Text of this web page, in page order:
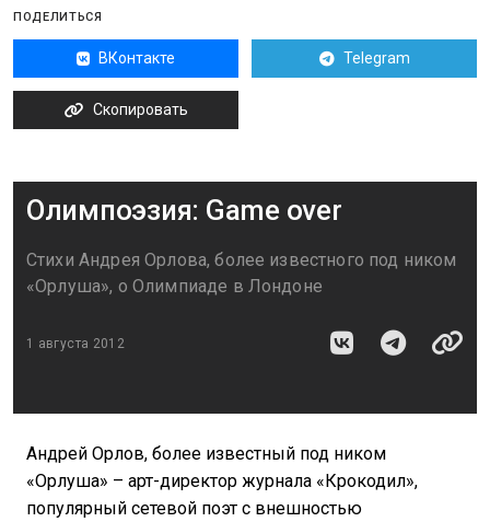
ПОДЕЛИТЬСЯ
ВКонтакте Telegram
Скопировать
Олимпоэзия: Game over
Стихи Андрея Орлова, более известного под ником
«Орлуша», о Олимпиаде в Лондоне
1 августа 2012
Андрей Орлов, более известный под ником
«Орлуша» – арт-директор журнала «Крокодил»,
популярный сетевой поэт с внешностью